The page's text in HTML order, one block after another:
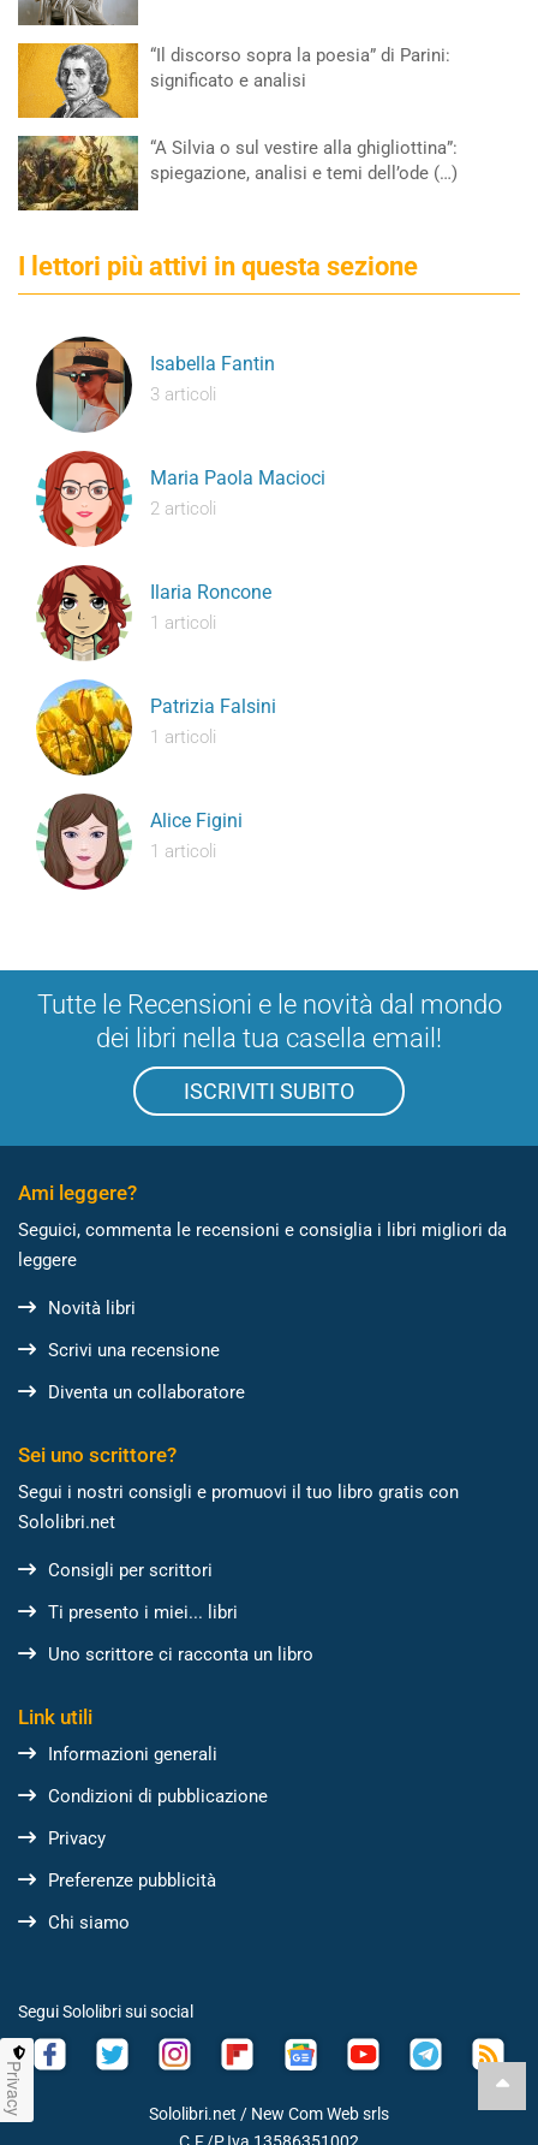
“Il discorso sopra la poesia” di Parini:
significato e analisi
“A Silvia o sul vestire alla ghigliottina”:
spiegazione, analisi e temi dell’ode (…)
I lettori più attivi in questa sezione
Isabella Fantin
3 articoli
Maria Paola Macioci
2 articoli
Ilaria Roncone
1 articoli
Patrizia Falsini
1 articoli
Alice Figini
1 articoli
Tutte le Recensioni e le novità dal mondo
dei libri nella tua casella email!
ISCRIVITI SUBITO
Ami leggere?
Seguici, commenta le recensioni e consiglia i libri migliori da
leggere
Novità libri
Scrivi una recensione
Diventa un collaboratore
Sei uno scrittore?
Segui i nostri consigli e promuovi il tuo libro gratis con
Sololibri.net
Consigli per scrittori
Ti presento i miei... libri
Uno scrittore ci racconta un libro
Link utili
Informazioni generali
Condizioni di pubblicazione
Privacy
Preferenze pubblicità
Chi siamo
Segui Sololibri sui social
Sololibri.net / New Com Web srls
Privacy